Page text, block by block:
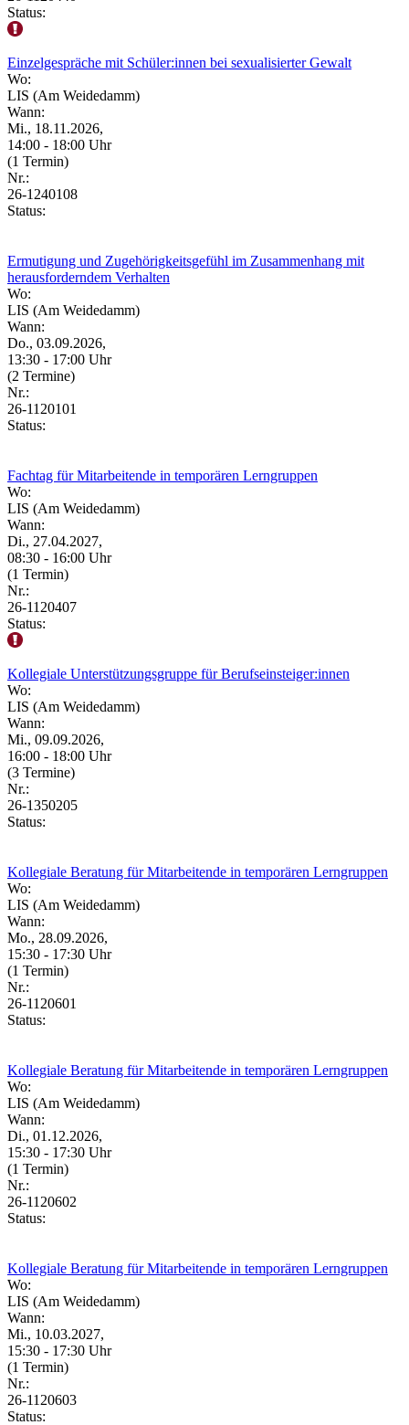
Status:
Einzelgespräche mit Schüler:innen bei sexualisierter Gewalt
Wo:
LIS (Am Weidedamm)
Wann:
Mi., 18.11.2026,
14:00 - 18:00 Uhr
(1 Termin)
Nr.:
26-1240108
Status:
Ermutigung und Zugehörigkeitsgefühl im Zusammenhang mit
herausforderndem Verhalten
Wo:
LIS (Am Weidedamm)
Wann:
Do., 03.09.2026,
13:30 - 17:00 Uhr
(2 Termine)
Nr.:
26-1120101
Status:
Fachtag für Mitarbeitende in temporären Lerngruppen
Wo:
LIS (Am Weidedamm)
Wann:
Di., 27.04.2027,
08:30 - 16:00 Uhr
(1 Termin)
Nr.:
26-1120407
Status:
Kollegiale Unterstützungsgruppe für Berufseinsteiger:innen
Wo:
LIS (Am Weidedamm)
Wann:
Mi., 09.09.2026,
16:00 - 18:00 Uhr
(3 Termine)
Nr.:
26-1350205
Status:
Kollegiale Beratung für Mitarbeitende in temporären Lerngruppen
Wo:
LIS (Am Weidedamm)
Wann:
Mo., 28.09.2026,
15:30 - 17:30 Uhr
(1 Termin)
Nr.:
26-1120601
Status:
Kollegiale Beratung für Mitarbeitende in temporären Lerngruppen
Wo:
LIS (Am Weidedamm)
Wann:
Di., 01.12.2026,
15:30 - 17:30 Uhr
(1 Termin)
Nr.:
26-1120602
Status:
Kollegiale Beratung für Mitarbeitende in temporären Lerngruppen
Wo:
LIS (Am Weidedamm)
Wann:
Mi., 10.03.2027,
15:30 - 17:30 Uhr
(1 Termin)
Nr.:
26-1120603
Status: